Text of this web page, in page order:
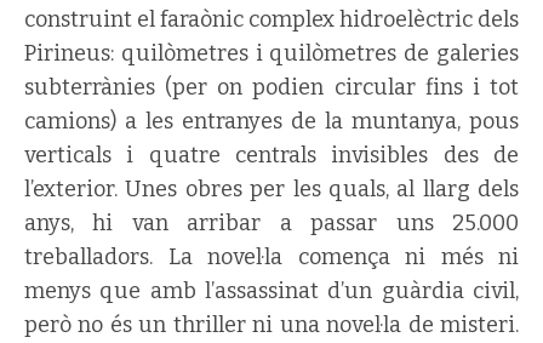
construint el faraònic complex hidroelèctric dels
Pirineus: quilòmetres i quilòmetres de galeries
subterrànies (per on podien circular fins i tot
camions) a les entranyes de la muntanya, pous
verticals i quatre centrals invisibles des de
l’exterior. Unes obres per les quals, al llarg dels
anys, hi van arribar a passar uns 25.000
treballadors. La novel·la comença ni més ni
menys que amb l’assassinat d’un guàrdia civil,
però no és un thriller ni una novel·la de misteri.